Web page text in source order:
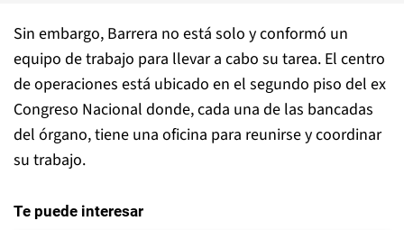
Sin embargo, Barrera no está solo y conformó un
equipo de trabajo para llevar a cabo su tarea. El centro
de operaciones está ubicado en el segundo piso del ex
Congreso Nacional donde, cada una de las bancadas
del órgano, tiene una oficina para reunirse y coordinar
su trabajo.
Te puede interesar